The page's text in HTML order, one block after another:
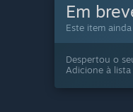
Em
Este item
Despertou o
Adicione à